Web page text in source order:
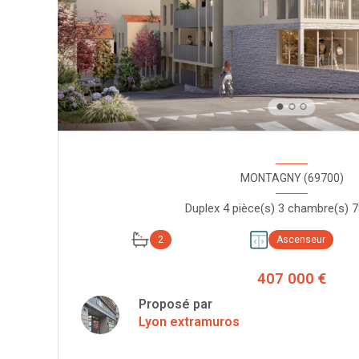
MONTAGNY (69700)
2 Ascenseur
407 000 €
Proposé par
Lyon extramuros